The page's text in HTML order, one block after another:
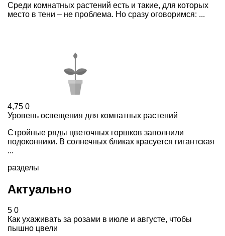
Среди комнатных растений есть и такие, для которых
место в тени – не проблема. Но сразу оговоримся: ...
4,75 0
Уровень освещения для комнатных растений
Стройные ряды цветочных горшков заполнили
подоконники. В солнечных бликах красуется гигантская
...
разделы
Актуально
5 0
Как ухаживать за розами в июле и августе, чтобы
пышно цвели